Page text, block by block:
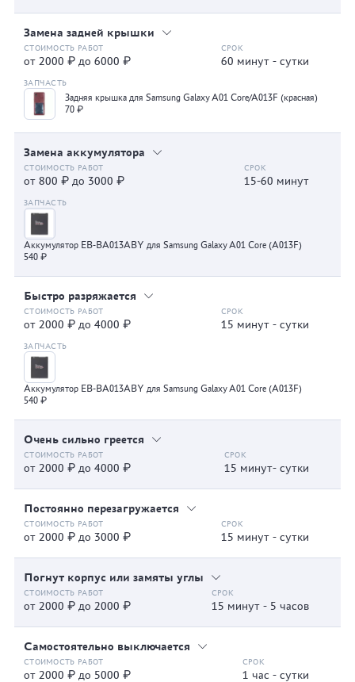
Замена задней крышки
от 2000 ₽ до 6000 ₽ 60 минут - сутки
Задняя крышка для Samsung Galaxy A01 Core/A013F (красная)
70 ₽
Замена аккумулятора
от 800 ₽ до 3000 ₽ 15-60 минут
Аккумулятор EB-BA013ABY для Samsung Galaxy A01 Core (A013F)
540 ₽
Быстро разряжается
от 2000 ₽ до 4000 ₽ 15 минут - сутки
Аккумулятор EB-BA013ABY для Samsung Galaxy A01 Core (A013F)
540 ₽
Очень сильно греется
от 2000 ₽ до 4000 ₽ 15 минут- сутки
Постоянно перезагружается
от 2000 ₽ до 3000 ₽ 15 минут - сутки
Погнут корпус или замяты углы
от 2000 ₽ до 2000 ₽ 15 минут - 5 часов
Самостоятельно выключается
от 2000 ₽ до 5000 ₽ 1 час - сутки